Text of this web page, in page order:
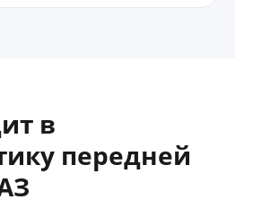
в
передней